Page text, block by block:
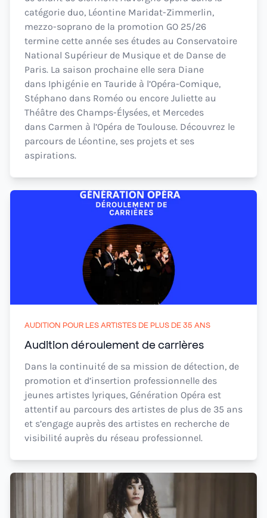
catégorie duo, Léontine Maridat-Zimmerlin,
mezzo-soprano de la promotion GO 25/26
termine cette année ses études au Conservatoire
National Supérieur de Musique et de Danse de
Paris. La saison prochaine elle sera Diane
dans Iphigénie en Tauride à l’Opéra-Comique,
Stéphano dans Roméo ou encore Juliette au
Théâtre des Champs-Élysées, et Mercedes
dans Carmen à l’Opéra de Toulouse. Découvrez le
parcours de Léontine, ses projets et ses
aspirations.
AUDITION POUR LES ARTISTES DE PLUS DE 35 ANS
Audition déroulement de carrières
Dans la continuité de sa mission de détection, de
promotion et d’insertion professionnelle des
jeunes artistes lyriques, Génération Opéra est
attentif au parcours des artistes de plus de 35 ans
et s’engage auprès des artistes en recherche de
visibilité auprès du réseau professionnel.